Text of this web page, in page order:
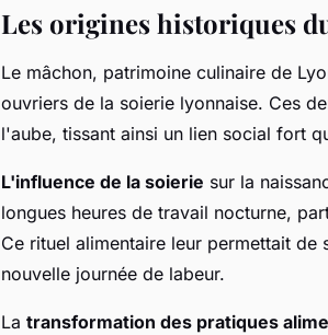
Les origines historiques
Le mâchon, patrimoine culinaire de
ouvriers de la soierie lyonnaise. Ces
l'aube, tissant ainsi un lien social fort
L'influence de la soierie sur la
longues heures de travail nocturne,
Ce rituel alimentaire leur permettait de
nouvelle journée de labeur.
La transformation des pratiques